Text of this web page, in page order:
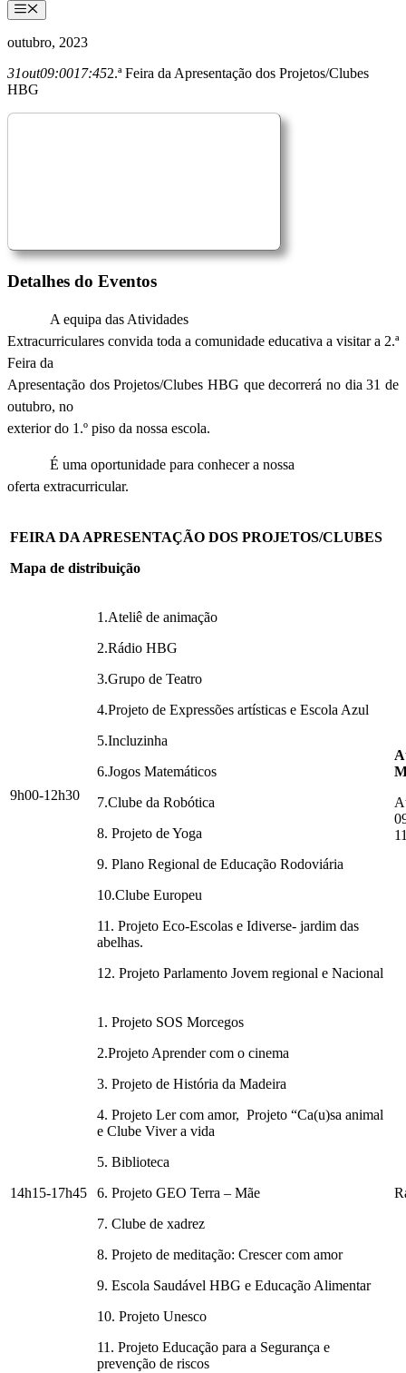
Menu
outubro, 2023
31out09:0017:452.ª Feira da Apresentação dos Projetos/Clubes
HBG
Detalhes do Eventos
A equipa das Atividades
Extracurriculares convida toda a comunidade educativa a visitar a 2.ª
Feira da
Apresentação dos Projetos/Clubes HBG que decorrerá no dia 31 de
outubro, no
exterior do 1.º piso da nossa escola.
É uma oportunidade para conhecer a nossa
oferta extracurricular.
FEIRA DA APRESENTAÇÃO DOS PROJETOS/CLUBES
Mapa de distribuição
9h00-12h30
1.Ateliê de animação
2.Rádio HBG
3.Grupo de Teatro
4.Projeto de Expressões artísticas e Escola Azul
5.Incluzinha
6.Jogos Matemáticos
7.Clube da Robótica
8. Projeto de Yoga
9. Plano Regional de Educação Rodoviária
10.Clube Europeu
11. Projeto Eco-Escolas e Idiverse- jardim das
abelhas.
12. Projeto Parlamento Jovem regional e Nacional
14h15-17h45
1. Projeto SOS Morcegos
2.Projeto Aprender com o cinema
3. Projeto de História da Madeira
4. Projeto Ler com amor, Projeto “Ca(u)sa animal
e Clube Viver a vida
5. Biblioteca
6. Projeto GEO Terra – Mãe
7. Clube de xadrez
8. Projeto de meditação: Crescer com amor
9. Escola Saudável HBG e Educação Alimentar
10. Projeto Unesco
11. Projeto Educação para a Segurança e
prevenção de riscos